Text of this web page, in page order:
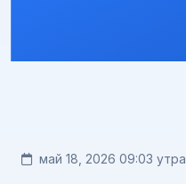
май 18, 2026 09:03 утра